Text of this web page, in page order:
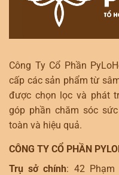
Công Ty Cổ Phần
cấp các sản phẩm từ
được chọn lọc và phát
góp phần chăm sóc
toàn và hiệu quả.
CÔNG TY CỔ PHẦN
Trụ sở chính: 42 Phạm